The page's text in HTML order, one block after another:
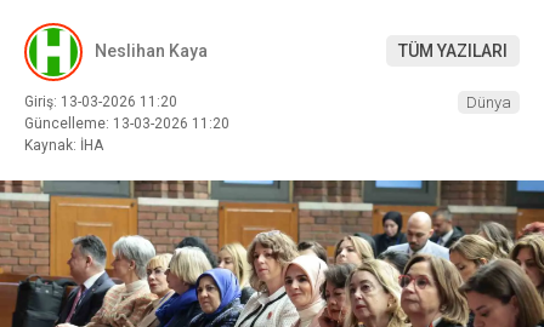
Neslihan Kaya TÜM YAZILARI
Giriş: 13-03-2026 11:20
Güncelleme: 13-03-2026 11:20
Kaynak: İHA
Dünya